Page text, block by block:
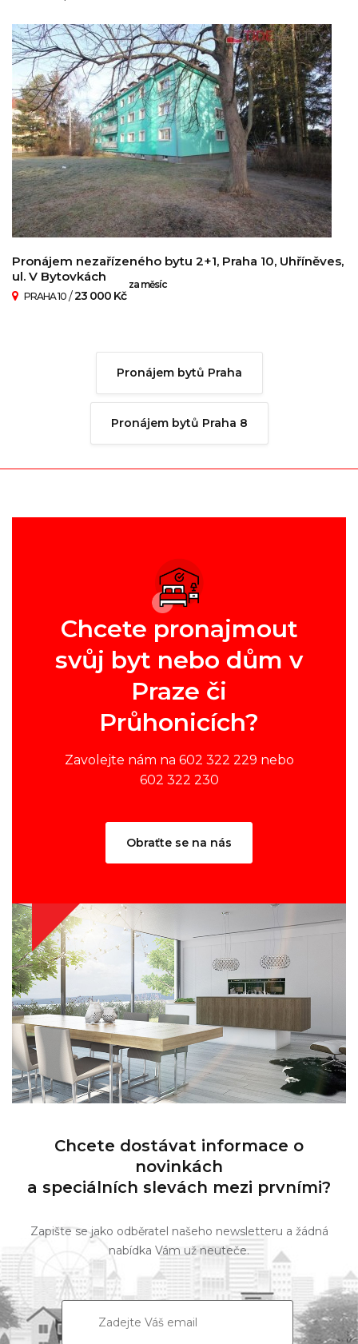
Pronájem nezařízeného bytu 2+1, Praha 10, Uhříněves,
ul. V Bytovkách
PRAHA 10 /23 000 Kč
za měsíc
Pronájem bytů Praha
Pronájem bytů Praha 8
Chcete pronajmout
svůj byt nebo dům v
Praze či
Průhonicích?
Zavolejte nám na 602 322 229 nebo
602 322 230
Obraťte se na nás
Chcete dostávat informace o
novinkách
a speciálních slevách mezi prvními?
Zapište se jako odběratel našeho newsletteru a žádná
nabídka Vám už neuteče.